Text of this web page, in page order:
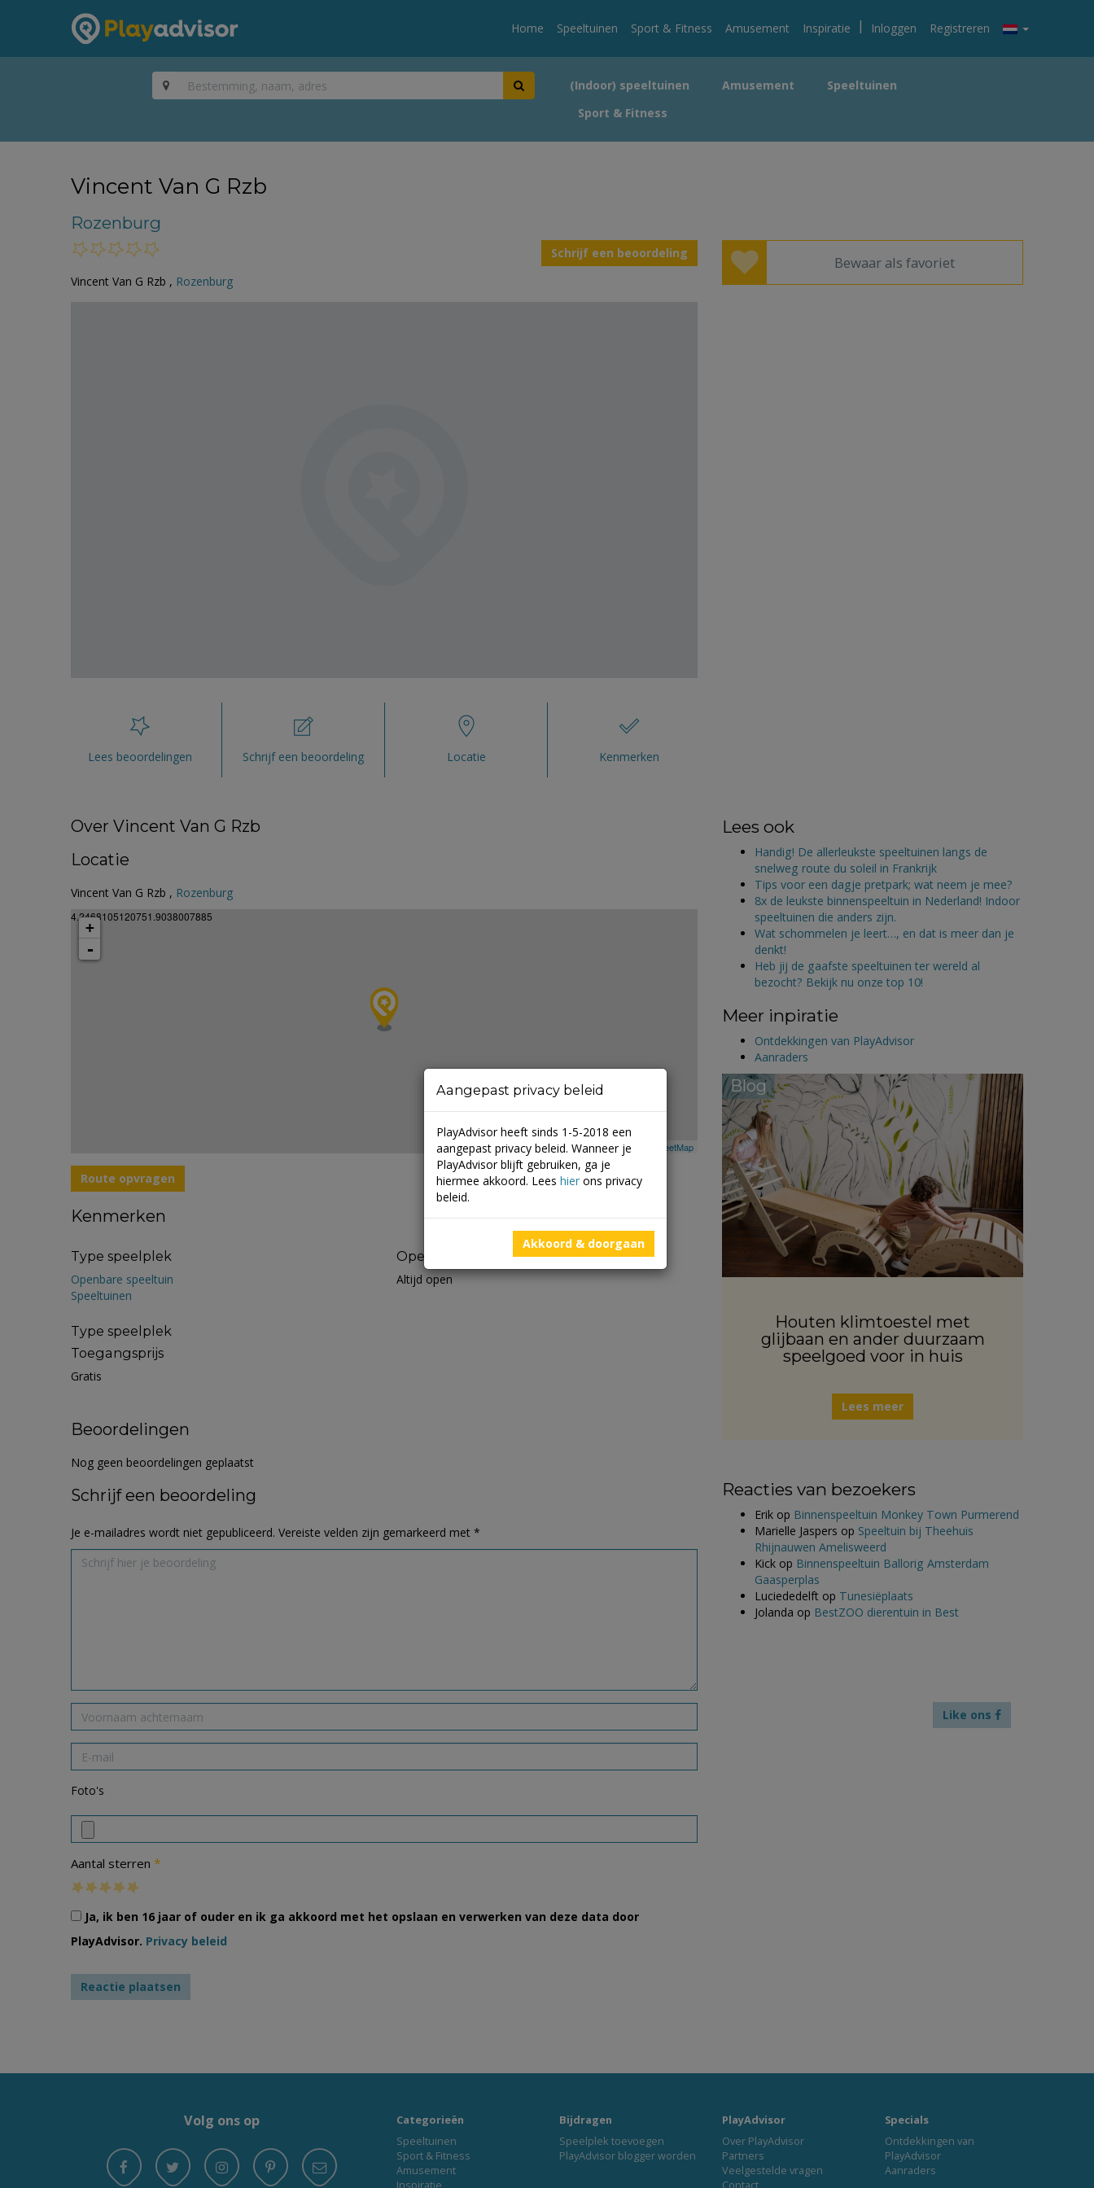
Home Speeltuinen Sport & Fitness Amusement Inspiratie | Inloggen Registreren
(Indoor) speeltuinen Amusement
Speeltuinen
Sport & Fitness
Vincent Van G Rzb
Rozenburg
Schrijf een beoordeling
Vincent Van G Rzb , Rozenburg
Bewaar als favoriet
Lees beoordelingen Schrijf een beoordeling Locatie Kenmerken
Over Vincent Van G Rzb
Locatie
Vincent Van G Rzb , Rozenburg
4.2468105120751.9038007885
+
-
Leaflet | ©Mapbox © OpenStreetMap
Route opvragen
Kenmerken
Type speelplek
Openbare speeltuin
Speeltuinen
Type speelplek
Toegangsprijs
Gratis
Openingstijden
Altijd open
Beoordelingen
Nog geen beoordelingen geplaatst
Schrijf een beoordeling
Je e-mailadres wordt niet gepubliceerd. Vereiste velden zijn gemarkeerd met *
Foto's
Aantal sterren *
Ja, ik ben 16 jaar of ouder en ik ga akkoord met het opslaan en verwerken van deze data door
PlayAdvisor. Privacy beleid
Lees ook
Handig! De allerleukste speeltuinen langs de
snelweg route du soleil in Frankrijk
Tips voor een dagje pretpark; wat neem je mee?
8x de leukste binnenspeeltuin in Nederland! Indoor
speeltuinen die anders zijn.
Wat schommelen je leert…, en dat is meer dan je
denkt!
Heb jij de gaafste speeltuinen ter wereld al
bezocht? Bekijk nu onze top 10!
Meer inpiratie
Ontdekkingen van PlayAdvisor
Aanraders
Blog
Houten klimtoestel met
glijbaan en ander duurzaam
speelgoed voor in huis
Lees meer
Reacties van bezoekers
Erik op Binnenspeeltuin Monkey Town Purmerend
Marielle Jaspers op Speeltuin bij Theehuis
Rhijnauwen Amelisweerd
Kick op Binnenspeeltuin Ballorig Amsterdam
Gaasperplas
Luciededelft op Tunesiëplaats
Jolanda op BestZOO dierentuin in Best
Like ons
Volg ons op
Categorieën
Speeltuinen
Sport & Fitness
Amusement
Inspiratie
Bijdragen
Speelplek toevoegen
PlayAdvisor blogger worden
PlayAdvisor
Over PlayAdvisor
Partners
Veelgestelde vragen
Contact
Specials
Ontdekkingen van
PlayAdvisor
Aanraders
Aangepast privacy beleid
PlayAdvisor heeft sinds 1-5-2018 een
aangepast privacy beleid. Wanneer je
PlayAdvisor blijft gebruiken, ga je
hiermee akkoord. Lees hier ons privacy
beleid.
Akkoord & doorgaan